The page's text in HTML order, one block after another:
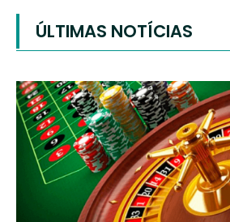
ÚLTIMAS NOTÍCIAS